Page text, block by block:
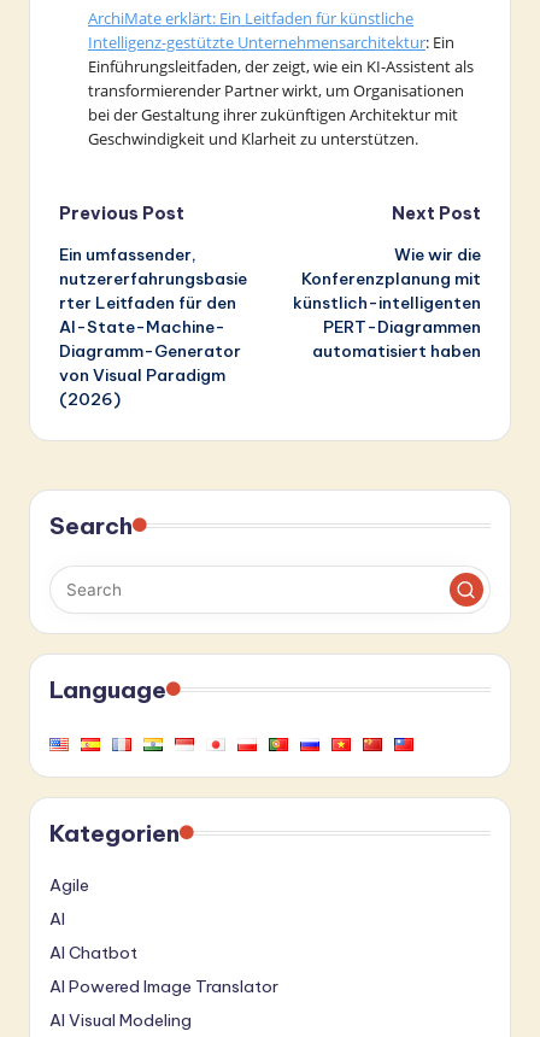
ArchiMate erklärt: Ein Leitfaden für künstliche
Intelligenz-gestützte Unternehmensarchitektur: Ein
Einführungsleitfaden, der zeigt, wie ein KI-Assistent als
transformierender Partner wirkt, um Organisationen
bei der Gestaltung ihrer zukünftigen Architektur mit
Geschwindigkeit und Klarheit zu unterstützen.
Post
navigation
Previous Post
Ein umfassender,
nutzererfahrungsbasie
rter Leitfaden für den
AI-State-Machine-
Diagramm-Generator
von Visual Paradigm
(2026)
Next Post
Wie wir die
Konferenzplanung mit
künstlich-intelligenten
PERT-Diagrammen
automatisiert haben
Search
Language
Kategorien
Agile
AI
AI Chatbot
AI Powered Image Translator
AI Visual Modeling